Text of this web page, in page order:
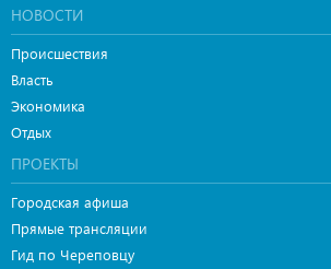
НОВОСТИ
Происшествия
Власть
Экономика
Отдых
ПРОЕКТЫ
Городская афиша
Прямые трансляции
Гид по Череповцу